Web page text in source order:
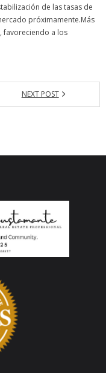
de las tasas de
próximamente.Más
favoreciendo a los
NEXT POST